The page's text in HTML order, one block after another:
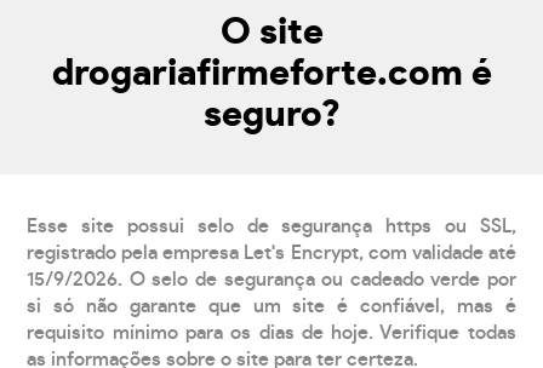
O site
drogariafirmeforte.com é
seguro?
Esse site possui selo de segurança https ou SSL,
registrado pela empresa Let's Encrypt, com validade até
15/9/2026. O selo de segurança ou cadeado verde por
si só não garante que um site é confiável, mas é
requisito mínimo para os dias de hoje. Verifique todas
as informações sobre o site para ter certeza.